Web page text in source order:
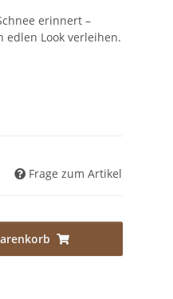
erinnert –
Look verleihen.
Frage zum Artikel